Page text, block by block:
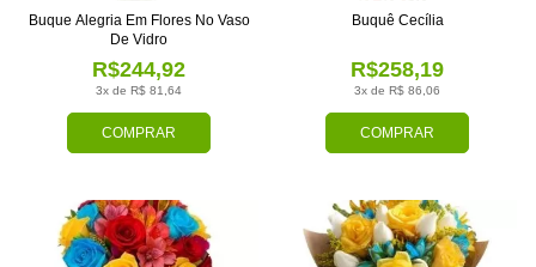
COMPRAR
3x de R$ 81,64
R$244,92
Buque Alegria Em Flores No Vaso
De Vidro
COMPRAR
3x de R$ 86,06
R$258,19
Buquê Cecília